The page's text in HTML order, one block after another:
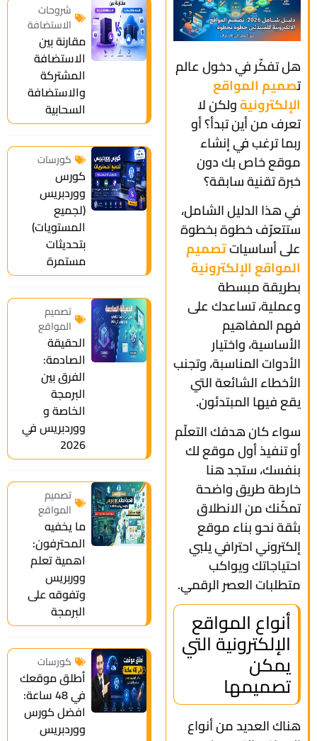
هل تفكّر في دخول عالم
تصميم المواقع
الإلكترونيةولكن لا
تعرف من أين تبدأ؟ أو
ربما ترغب في إنشاء
موقع خاص بك دون
خبرة تقنية سابقة؟
في هذا الدليل الشامل،
ستتعرّف خطوة بخطوة
على أساسياتتصميم
المواقع الإلكترونية
بطريقة مبسطة
وعملية، تساعدك على
فهم المفاهيم
الأساسية، واختيار
الأدوات المناسبة، وتجنب
الأخطاء الشائعة التي
يقع فيها المبتدئون.
سواء كان هدفك التعلّم
أو تنفيذ أول موقع لك
بنفسك، ستجد هنا
خارطة طريق واضحة
تمكّنك من الانطلاق
بثقة نحو بناء موقع
إلكتروني احترافي يلبي
احتياجاتك ويواكب
متطلبات العصر الرقمي.
أنواع المواقع
الإلكترونية التي
يمكن
تصميمها
هناك العديد من أنواع
شروحات
الاستضافة
مقارنة بين
الاستضافة
المشتركة
والاستضافة
السحابية
كورسات
كورس
ووردبريس
(لجميع
المستويات)
بتحديثات
مستمرة
تصميم
المواقع
الحقيقة
الصادمة:
الفرق بين
البرمجة
الخاصة و
ووردبريس في
2026
تصميم
المواقع
ما يخفيه
المحترفون:
اهمية تعلم
ووربريس
وتفوقه على
البرمجة
كورسات
أطلق موقعك
في 48 ساعة:
افضل كورس
ووردبريس